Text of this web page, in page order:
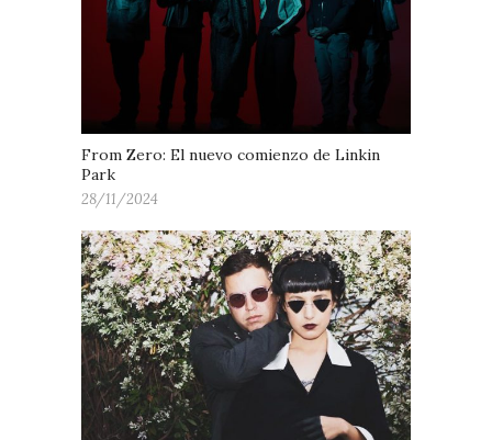
From Zero: El nuevo comienzo de Linkin
Park
28/11/2024